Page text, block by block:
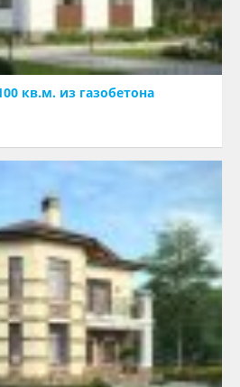
кв.м. из газобетона